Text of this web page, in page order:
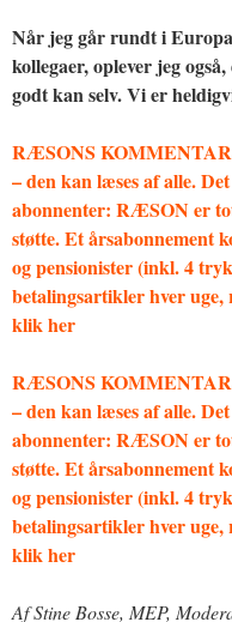
Når jeg går rundt i
kollegaer, oplever jeg
godt kan selv. Vi er
RÆSONS
– den kan læses af alle.
abonnenter: RÆSON er
støtte. Et årsabonnement
og pensionister (inkl. 4
betalingsartikler hver
klik her
RÆSONS
– den kan læses af alle.
abonnenter: RÆSON er
støtte. Et årsabonnement
og pensionister (inkl. 4
betalingsartikler hver
klik her
Af Stine Bosse, MEP,